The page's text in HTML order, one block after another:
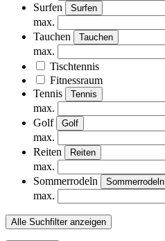
Surfen
Surfen
max.
Tauchen
Tauchen
max.
Tischtennis
Fitnessraum
Tennis
Tennis
max.
Golf
Golf
max.
Reiten
Reiten
max.
Sommerrodeln
Sommerrodeln
max.
Alle Suchfilter anzeigen